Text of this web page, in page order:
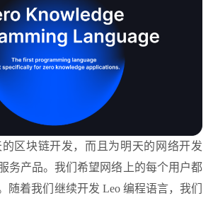
区块链开发，而且为明天的网络开发
务产品。我们希望网络上的每个用户都
随着我们继续开发 Leo 编程语言，我们